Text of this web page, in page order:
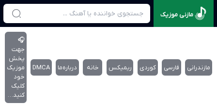
مازنی موزیک
مازندرانی فارسی کوردی ریمیکس خانه درباره‌‌ما DMCA
🎧
جهت
پخش
موزیک
خود
کلیک
کنید…